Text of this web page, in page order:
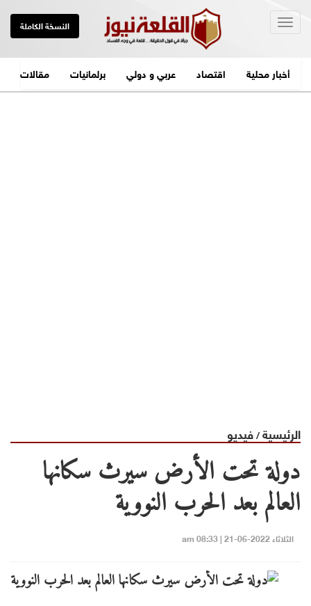
النسخة الكاملة
أخبار محلية اقتصاد عربي و دولي برلمانيات مقالات
الرئيسية/فيديو
دولة تحت الأرض سيرث سكانها
العالم بعد الحرب النووية
الثلاثاء 2022-06-21 | 08:33 am